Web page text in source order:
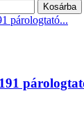
Kosárba